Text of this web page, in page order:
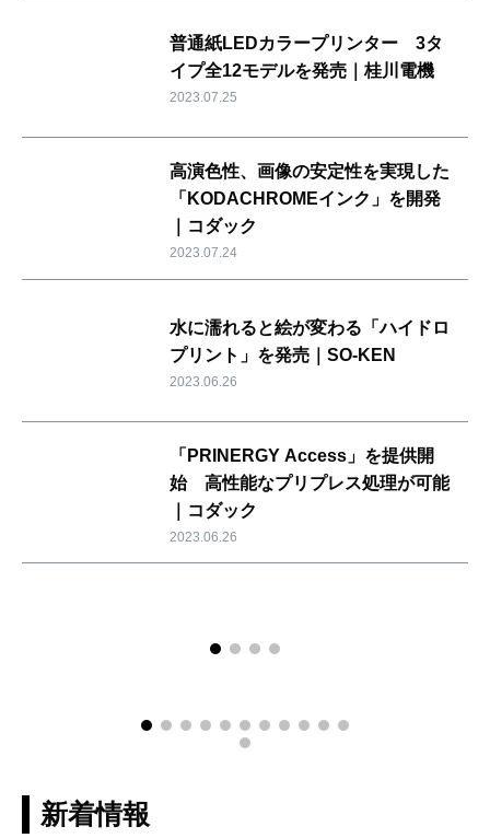
普通紙LEDカラープリンター 3タ
イプ全12モデルを発売｜桂川電機
2023.07.25
高演色性、画像の安定性を実現した
「KODACHROMEインク」を開発
｜コダック
2023.07.24
水に濡れると絵が変わる「ハイドロ
プリント」を発売｜SO-KEN
2023.06.26
「PRINERGY Access」を提供開
始 高性能なプリプレス処理が可能
｜コダック
2023.06.26
新着情報